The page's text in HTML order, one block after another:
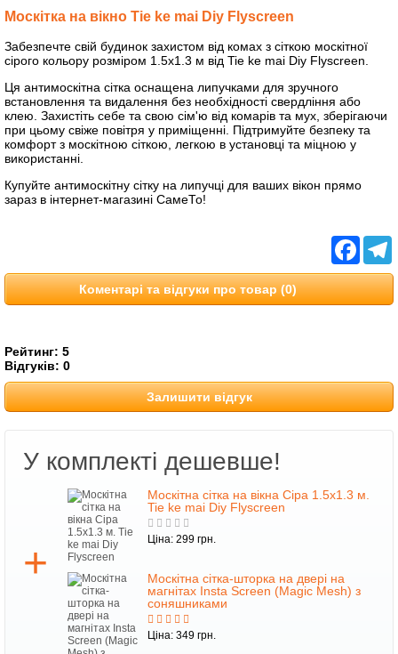
Москітка на вікно Tie ke mai Diy Flyscreen
Забезпечте свій будинок захистом від комах з сіткою москітної
сірого кольору розміром 1.5х1.3 м від Tie ke mai Diy Flyscreen.
Ця антимоскітна сітка оснащена липучками для зручного
встановлення та видалення без необхідності свердління або
клею. Захистіть себе та свою сім'ю від комарів та мух, зберігаючи
при цьому свіже повітря у приміщенні. Підтримуйте безпеку та
комфорт з москітною сіткою, легкою в установці та міцною у
використанні.
Купуйте антимоскітну сітку на липучці для ваших вікон прямо
зараз в інтернет-магазині СамеТо!
Коментарі та відгуки про товар (0)
Рейтинг: 5
Відгуків: 0
Залишити відгук
У комплекті дешевше!
Москітна сітка на вікна Сіра 1.5х1.3 м.
Tie ke mai Diy Flyscreen
Ціна: 299 грн.
Москітна сітка-шторка на двері на
магнітах Insta Screen (Magic Mesh) з
соняшниками
Ціна: 349 грн.